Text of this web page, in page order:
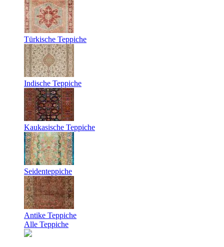
Türkische Teppiche
Indische Teppiche
Kaukasische Teppiche
Seidenteppiche
Antike Teppiche
Alle Teppiche